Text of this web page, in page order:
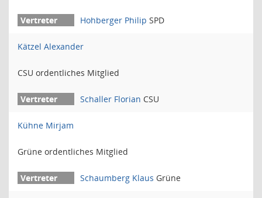
Hohberger Philip SPD
Kätzel Alexander
CSU ordentliches Mitglied
Schaller Florian CSU
Kühne Mirjam
Grüne ordentliches Mitglied
Schaumberg Klaus Grüne